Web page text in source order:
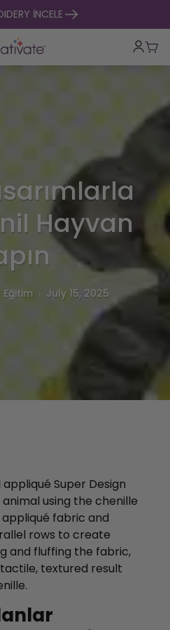
İNCELE
Hayvan
Eğitim . July 15, 2025
Super Design
using the chenille
fabric and
rows to create
and fluffing the fabric,
textured result